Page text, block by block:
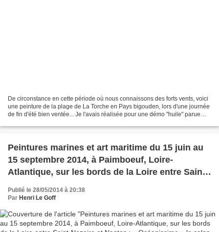
De circonstance en cette période où nous connaissons des forts vents, voici
une peinture de la plage de La Torche en Pays bigouden, lors d'une journée
de fin d'été bien ventée... Je l'avais réalisée pour une démo "huile" parue
Peintures marines et art maritime du 15 juin au
15 septembre 2014, à Paimboeuf, Loire-
Atlantique, sur les bords de la Loire entre Saint-
Nazaire et Nantes : « Océanissime » le salon
annuel de l’académie des arts et sciences de la
paimblotin, quai Sadi Carnot à Paimboeuf.
Publié le 28/05/2014 à 20:38
Par Henri Le Goff